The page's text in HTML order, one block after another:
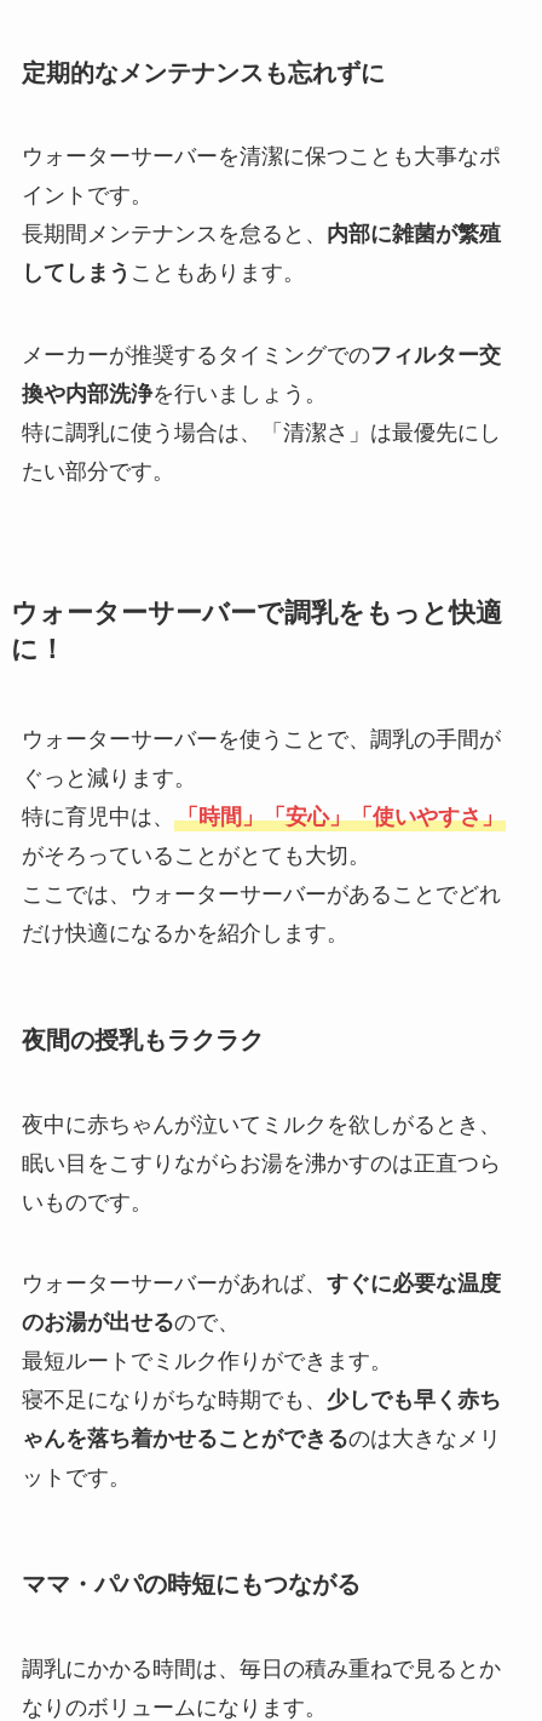
定期的なメンテナンスも忘れずに
ウォーターサーバーを清潔に保つことも大事なポ
イントです。
長期間メンテナンスを怠ると、 内部に雑菌が繁殖
してしまう こともあります。
メーカーが推奨するタイミングでのフィルター交
換や内部洗浄を行いましょう。
特に調乳に使う場合は、「清潔さ」は最優先にし
たい部分です。
ウォーターサーバーで調乳をもっと快適
に！
ウォーターサーバーを使うことで、調乳の手間が
ぐっと減ります。
特に育児中は、 「時間」「安心」「使いやすさ」
がそろっていることがとても大切。
ここでは、ウォーターサーバーがあることでどれ
だけ快適になるかを紹介します。
夜間の授乳もラクラク
夜中に赤ちゃんが泣いてミルクを欲しがるとき、
眠い目をこすりながらお湯を沸かすのは正直つら
いものです。
ウォーターサーバーがあれば、 すぐに必要な温度
のお湯が出せるので、
最短ルートでミルク作りができます。
寝不足になりがちな時期でも、 少しでも早く赤ち
ゃんを落ち着かせることができるのは大きなメリ
ットです。
ママ・パパの時短にもつながる
調乳にかかる時間は、毎日の積み重ねで見るとか
なりのボリュームになります。